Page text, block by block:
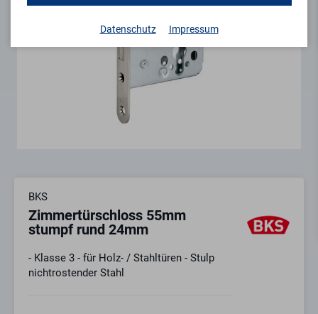
BKS
Zimmertürschloss 55mm
stumpf rund 24mm
- Klasse 3 - für Holz- / Stahltüren - Stulp
nichtrostender Stahl
Datenschutz Impressum